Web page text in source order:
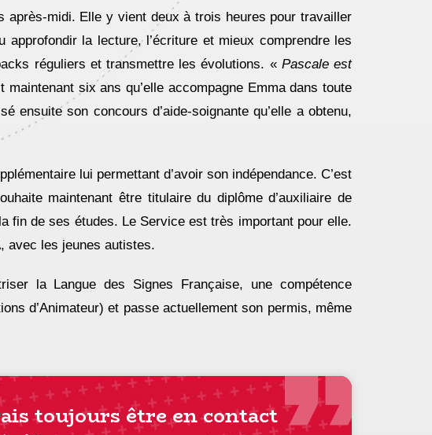
après-midi. Elle y vient deux à trois heures pour travailler
la lecture, l’écriture et mieux comprendre les
réguliers et transmettre les évolutions. « Pascale est
maintenant six ans qu’elle accompagne Emma dans toute
son concours d’aide-soignante qu’elle a obtenu,
lui permettant d’avoir son indépendance. C’est
maintenant être titulaire du diplôme d’auxiliaire de
fin de ses études. Le Service est très important pour elle.
avec les jeunes autistes.
la Langue des Signes Française, une compétence
d’Animateur) et passe actuellement son permis, même
toujours être encontact